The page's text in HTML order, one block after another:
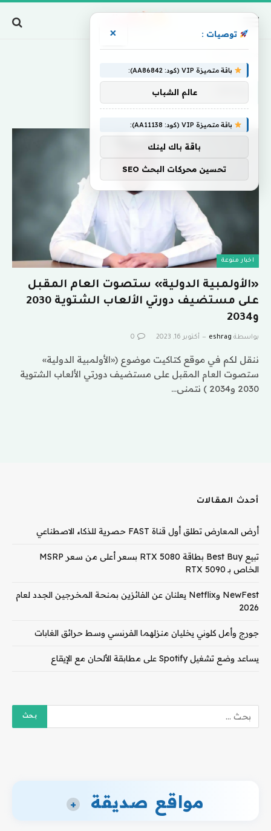
اخبار منوعة
«الأولمبية الدولية» ستصوت العام المقبل
على مستضيف دورتي الألعاب الشتوية 2030
و2034
بواسطة eshrag أكتوبر 16, 2023 0
ننقل لكم في موقع كتاكيت موضوع («الأولمبية الدولية»
ستصوت العام المقبل على مستضيف دورتي الألعاب الشتوية
2030 و2034 ) نتمنى…
أحدث المقالات
أرض المعارض تطلق أول قناة FAST حصرية للذكاء الاصطناعي
تبيع Best Buy بطاقة RTX 5080 بسعر أعلى من سعر MSRP
الخاص بـ RTX 5090
NewFest وNetflix يعلنان عن الفائزين بمنحة المخرجين الجدد لعام
2026
جورج وأمل كلوني يخليان منزلهما الفرنسي وسط حرائق الغابات
يساعد وضع تشغيل Spotify على مطابقة الألحان مع الإيقاع
مواقع صديقة +
توصيات : ×
باقة متميزة VIP (كود: AA86842):
عالم الشباب
باقة متميزة VIP (كود: AA11138):
باقة باك لينك
تحسين محركات البحث SEO